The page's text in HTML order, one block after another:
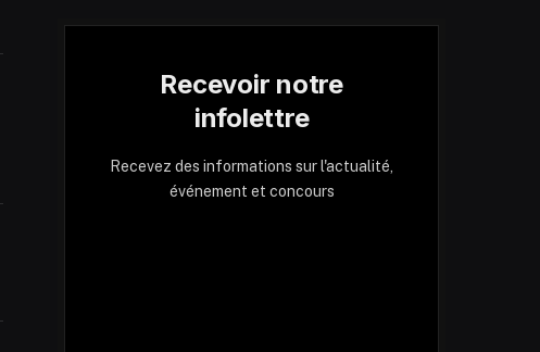
Recevoir notre
infolettre
Recevez des informations sur l'actualité,
événement et concours